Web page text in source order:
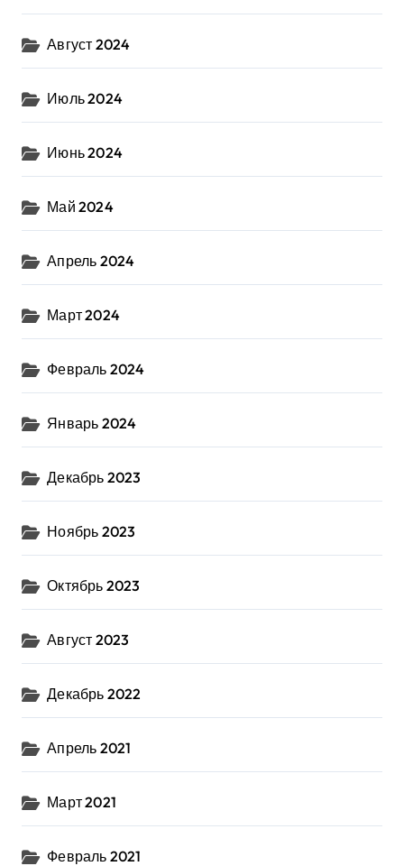
Август 2024
Июль 2024
Июнь 2024
Май 2024
Апрель 2024
Март 2024
Февраль 2024
Январь 2024
Декабрь 2023
Ноябрь 2023
Октябрь 2023
Август 2023
Декабрь 2022
Апрель 2021
Март 2021
Февраль 2021